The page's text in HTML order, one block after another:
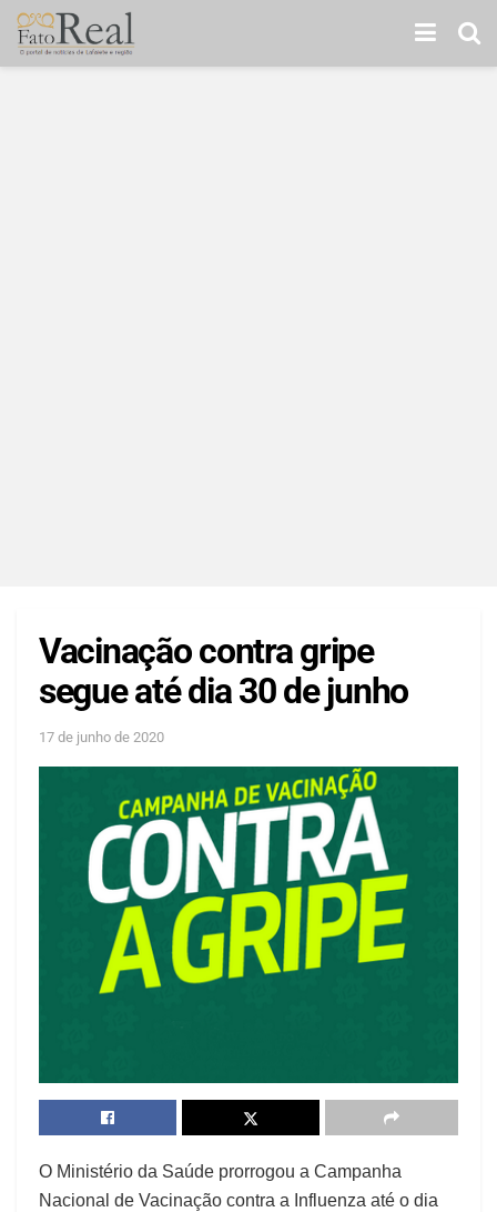
Vacinação contra gripe
segue até dia 30 de junho
17 de junho de 2020
O Ministério da Saúde prorrogou a Campanha
Nacional de Vacinação contra a Influenza até o dia